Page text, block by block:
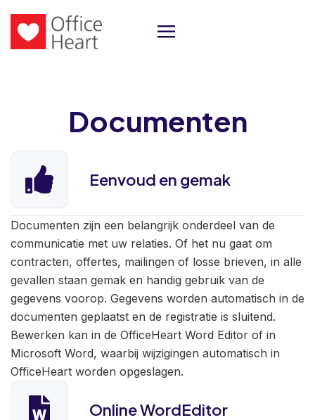
Documenten
Eenvoud en gemak
Documenten zijn een belangrijk onderdeel van de
communicatie met uw relaties. Of het nu gaat om
contracten, offertes, mailingen of losse brieven, in alle
gevallen staan gemak en handig gebruik van de
gegevens voorop. Gegevens worden automatisch in de
documenten geplaatst en de registratie is sluitend.
Bewerken kan in de OfficeHeart Word Editor of in
Microsoft Word, waarbij wijzigingen automatisch in
OfficeHeart worden opgeslagen.
Online WordEditor